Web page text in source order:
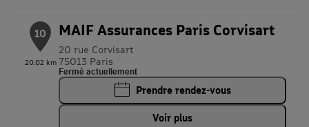
10
20.02 km
MAIF Assurances Paris Corvisart
20 rue Corvisart
75013 Paris
Fermé actuellement
Prendre rendez-vous
Voir plus